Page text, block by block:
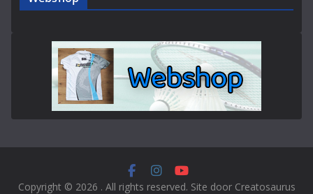
Copyright © 2026 . All rights reserved. Site door Creatosaurus